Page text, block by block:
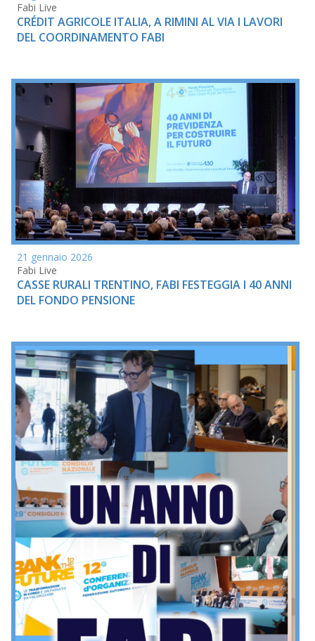
Fabi Live
CRÉDIT AGRICOLE ITALIA, A RIMINI AL VIA I LAVORI
DEL COORDINAMENTO FABI
21 gennaio 2026
Fabi Live
CASSE RURALI TRENTINO, FABI FESTEGGIA I 40 ANNI
DEL FONDO PENSIONE